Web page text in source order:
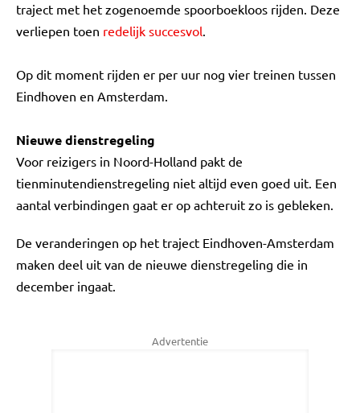
traject met het zogenoemde spoorboekloos rijden. Deze
verliepen toen redelijk succesvol.
Op dit moment rijden er per uur nog vier treinen tussen
Eindhoven en Amsterdam.
Nieuwe dienstregeling
Voor reizigers in Noord-Holland pakt de
tienminutendienstregeling niet altijd even goed uit. Een
aantal verbindingen gaat er op achteruit zo is gebleken.
De veranderingen op het traject Eindhoven-Amsterdam
maken deel uit van de nieuwe dienstregeling die in
december ingaat.
Advertentie